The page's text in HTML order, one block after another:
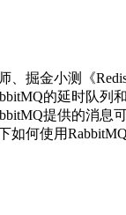
、掘金小测《
的延时队列
提供的消息
如何使用